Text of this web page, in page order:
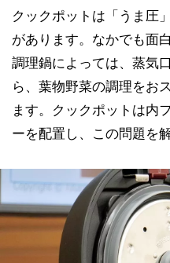
クックポットは「うま圧
があります。なかでも面
調理鍋によっては、蒸気
ら、葉物野菜の調理をお
ます。クックポットは内
ーを配置し、この問題を